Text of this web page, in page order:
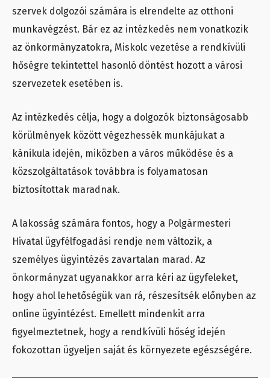
szervek dolgozói számára is elrendelte az otthoni
munkavégzést. Bár ez az intézkedés nem vonatkozik
az önkormányzatokra, Miskolc vezetése a rendkívüli
hőségre tekintettel hasonló döntést hozott a városi
szervezetek esetében is.
Az intézkedés célja, hogy a dolgozók biztonságosabb
körülmények között végezhessék munkájukat a
kánikula idején, miközben a város működése és a
közszolgáltatások továbbra is folyamatosan
biztosítottak maradnak.
A lakosság számára fontos, hogy a Polgármesteri
Hivatal ügyfélfogadási rendje nem változik, a
személyes ügyintézés zavartalan marad. Az
önkormányzat ugyanakkor arra kéri az ügyfeleket,
hogy ahol lehetőségük van rá, részesítsék előnyben az
online ügyintézést. Emellett mindenkit arra
figyelmeztetnek, hogy a rendkívüli hőség idején
fokozottan ügyeljen saját és környezete egészségére.